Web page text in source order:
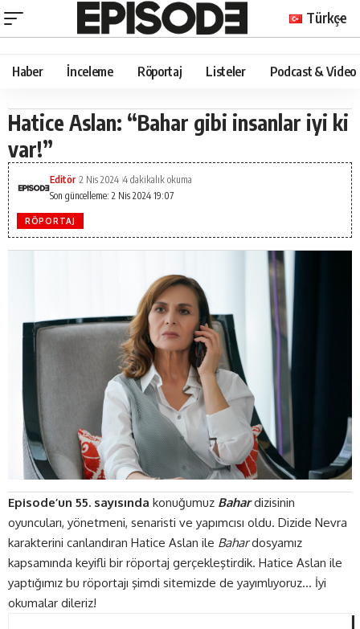
Türkçe
Haber İnceleme Röportaj Listeler Podcast & Video
Hatice Aslan: “Bahar gibi insanlar iyi ki
var!”
Son güncelleme: 2 Nis 2024 19:07
Editör 2 Nis 2024 4 dakikalık okuma
RÖPORTAJ
Episode’un 55. sayısında konuğumuz Bahardizisinin
oyuncuları, yönetmeni, senaristi ve yapımcısı oldu. Dizide Nevra
karakterini canlandıran Hatice Aslan ile Bahardosyamız
kapsamında keyifli bir röportaj gerçekleştirdik. Hatice Aslan ile
yaptığımız bu röportajı şimdi sitemizde de yayımlıyoruz… İyi
okumalar dileriz!